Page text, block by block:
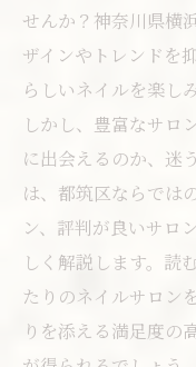
せんか？神奈川県横
ザインやトレンドを
らしいネイルを楽し
しかし、豊富なサロ
に出会えるのか、迷
は、都筑区ならでは
ン、評判が良いサロ
しく解説します。読
たりのネイルサロン
りを添える満足度の